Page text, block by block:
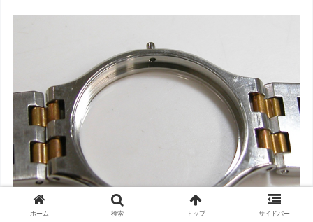
ホーム 検索 トップ サイドバー